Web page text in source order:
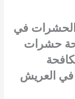
الحشرات في
حشرات
في العريش